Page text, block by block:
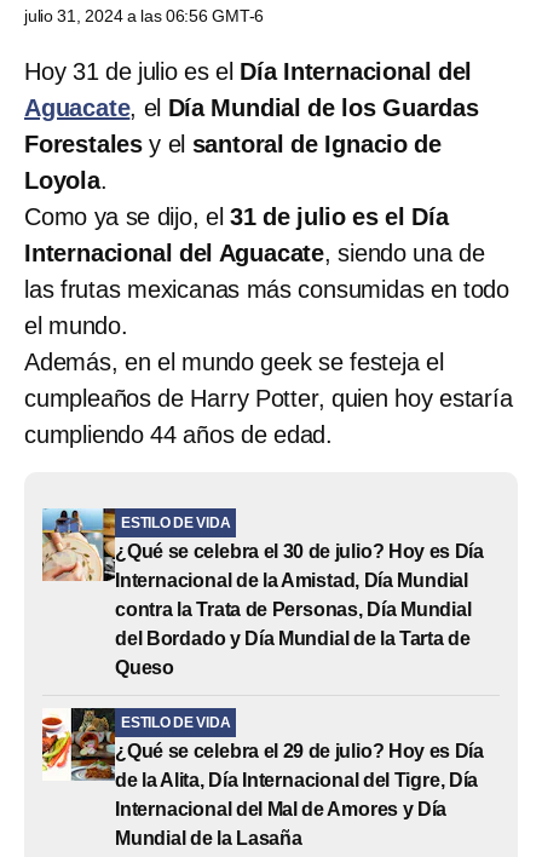
julio 31, 2024 a las 06:56 GMT-6
Hoy 31 de julio es el Día Internacional del
Aguacate, el Día Mundial de los Guardas
Forestales y el santoral de Ignacio de
Loyola.
Como ya se dijo, el 31 de julio es el Día
Internacional del Aguacate, siendo una de
las frutas mexicanas más consumidas en todo
el mundo.
Además, en el mundo geek se festeja el
cumpleaños de Harry Potter, quien hoy estaría
cumpliendo 44 años de edad.
ESTILO DE VIDA
¿Qué se celebra el 30 de julio? Hoy es Día
Internacional de la Amistad, Día Mundial
contra la Trata de Personas, Día Mundial
del Bordado y Día Mundial de la Tarta de
Queso
ESTILO DE VIDA
¿Qué se celebra el 29 de julio? Hoy es Día
de la Alita, Día Internacional del Tigre, Día
Internacional del Mal de Amores y Día
Mundial de la Lasaña